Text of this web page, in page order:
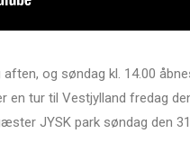
og søndag kl. 14.00
en tur til Vestjylland fredag
JYSK park søndag den